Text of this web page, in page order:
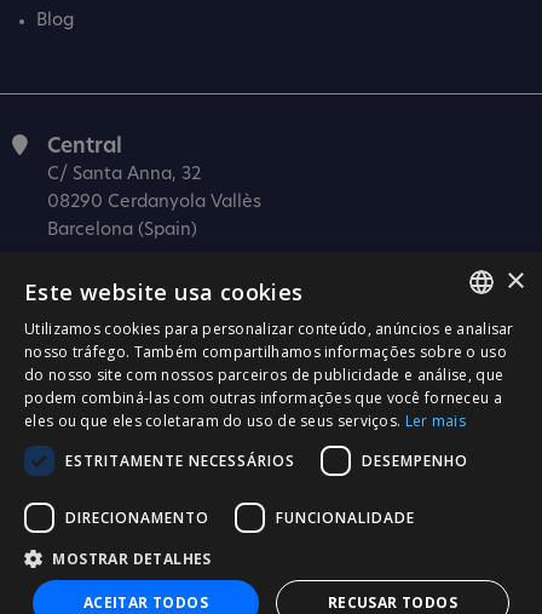
Blog
Central
C/ Santa Anna, 32
08290 Cerdanyola Vallès
Barcelona (Spain)
C/ Josep Estivill, 11-13
08027 Barcelona
(Spain)
Madrid
C/ Méndez Álvaro 20, oficina 440
28045 Madrid
(Spain)
ISO 27001
SPANISH
CATALÀ
ENGLISH
PORTUGUESE
×
Este website usa cookies
Utilizamos cookies para personalizar conteúdo, anúncios e analisar
nosso tráfego. Também compartilhamos informações sobre o uso
do nosso site com nossos parceiros de publicidade e análise, que
podem combiná-las com outras informações que você forneceu a
eles ou que eles coletaram do uso de seus serviços. Ler mais
ESTRITAMENTE NECESSÁRIOS
DESEMPENHO
DIRECIONAMENTO FUNCIONALIDADE
MOSTRAR DETALHES
ACEITAR TODOS RECUSAR TODOS